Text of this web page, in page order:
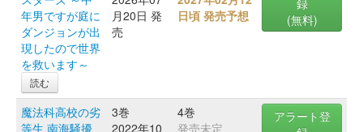
年男ですが庭に
ダンジョンが出
現したので世界
を救います～
読む
月20日 発
売
日頃 発売予想
録
(無料)
魔法科高校の劣
等生 南海騒擾
3巻
2022年10
4巻
発売未定
アラート登